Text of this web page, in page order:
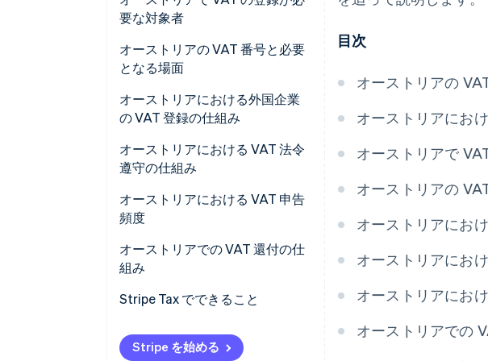
要な対象者
オーストリアの VAT 番号と必要
となる場面
オーストリアにおける外国企業
の VAT 登録の仕組み
オーストリアにおける VAT 法令
遵守の仕組み
オーストリアにおける VAT 申告
頻度
オーストリアでの VAT 還付の仕
組み
Stripe Tax でできること
Stripe を始める
目次
オーストリアの
オーストリアにお
オーストリアで
オーストリアの
オーストリアにお
オーストリアにお
オーストリアにお
オーストリアでの